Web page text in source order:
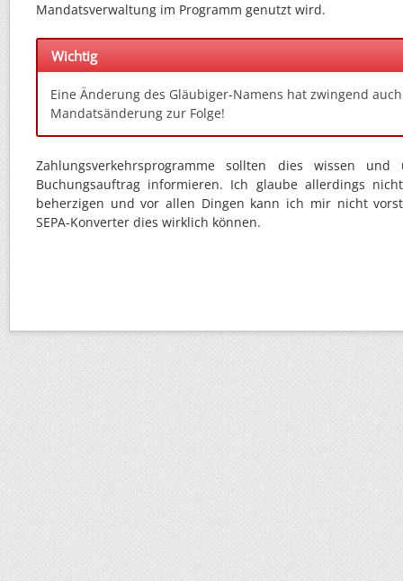
Mandatsverwaltung im Programm genutzt wird.
Wichtig
Eine Änderung des Gläubiger-Namens hat zwingend
Mandatsänderung zur Folge!
Zahlungsverkehrsprogramme sollten dies wissen
Buchungsauftrag informieren. Ich glaube allerdings
beherzigen und vor allen Dingen kann ich mir nicht
SEPA-Konverter dies wirklich können.